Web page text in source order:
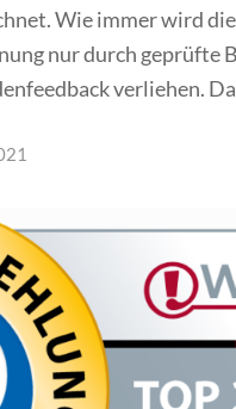
Wie immer wird
nur durch geprüfte
verliehen.